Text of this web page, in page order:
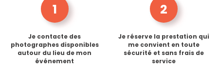
1
Je contacte des
photographes disponibles
autour du lieu de mon
événement
2
Je réserve la prestation qui
me convient en toute
sécurité et sans frais de
service